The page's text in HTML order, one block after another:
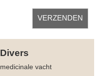
Divers
medicinale vacht